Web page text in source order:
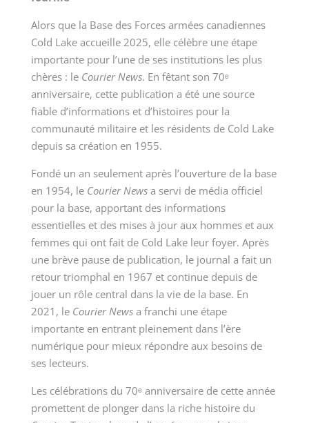
Alors que la Base des Forces armées canadiennes
Cold Lake accueille 2025, elle célèbre une étape
importante pour l’une de ses institutions les plus
chères : le Courier News. En fêtant son 70ᵉ
anniversaire, cette publication a été une source
fiable d’informations et d’histoires pour la
communauté militaire et les résidents de Cold Lake
depuis sa création en 1955.
Fondé un an seulement après l’ouverture de la base
en 1954, le Courier Newsa servi de média officiel
pour la base, apportant des informations
essentielles et des mises à jour aux hommes et aux
femmes qui ont fait de Cold Lake leur foyer. Après
une brève pause de publication, le journal a fait un
retour triomphal en 1967 et continue depuis de
jouer un rôle central dans la vie de la base. En
2021, le Courier Newsa franchi une étape
importante en entrant pleinement dans l’ère
numérique pour mieux répondre aux besoins de
ses lecteurs.
Les célébrations du 70ᵉ anniversaire de cette année
promettent de plonger dans la riche histoire du